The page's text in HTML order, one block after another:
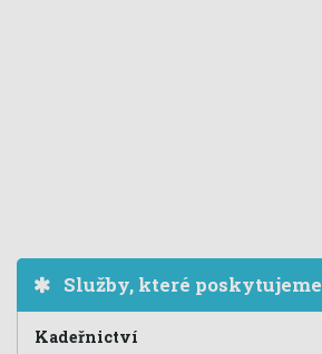
Služby, které poskytujeme
Kadeřnictví